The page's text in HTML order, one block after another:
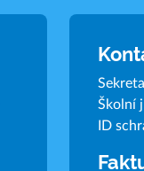
Školní
ID